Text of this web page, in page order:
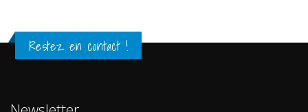
Restez en contact !